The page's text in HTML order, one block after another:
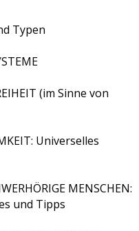
Typen
(im Sinne von
Universelles
MENSCHEN:
und Tipps